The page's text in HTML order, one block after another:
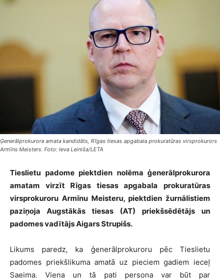
Ģenerālprokurora amata kandidāts, Rīgas tiesas apgabala prokuratūras virsprokurors
Armīns Meisters. Foto: Ieva Leiniša/LETA
Tieslietu padome piektdien nolēma ģenerālprokurora
amatam virzīt Rīgas tiesas apgabala prokuratūras
virsprokuroru Armīnu Meisteru, piektdien žurnālistiem
paziņoja Augstākās tiesas (AT) priekšsēdētājs un
padomes vadītājs Aigars Strupišs.
Likums paredz, ka ģenerālprokuroru pēc Tieslietu
padomes priekšlikuma amatā uz pieciem gadiem ieceļ
Saeima. Viena un tā pati persona var būt par